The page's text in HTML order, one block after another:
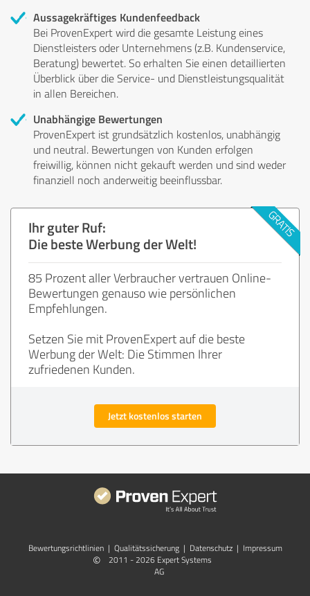
Aussagekräftiges Kundenfeedback
Bei ProvenExpert wird die gesamte Leistung eines
Dienstleisters oder Unternehmens (z.B. Kundenservice,
Beratung) bewertet. So erhalten Sie einen detaillierten
Überblick über die Service- und Dienstleistungsqualität
in allen Bereichen.
Unabhängige Bewertungen
ProvenExpert ist grundsätzlich kostenlos, unabhängig
und neutral. Bewertungen von Kunden erfolgen
freiwillig, können nicht gekauft werden und sind weder
finanziell noch anderweitig beeinflussbar.
Ihr guter Ruf:
Die beste Werbung der Welt!
85 Prozent aller Verbraucher vertrauen Online-
Bewertungen genauso wie persönlichen
Empfehlungen.
Setzen Sie mit ProvenExpert auf die beste
Werbung der Welt: Die Stimmen Ihrer
zufriedenen Kunden.
Jetzt kostenlos starten
Bewertungs­richtlinien | Qualitätssicherung | Datenschutz | Impressum
©
2011 - 2026 Expert Systems
AG